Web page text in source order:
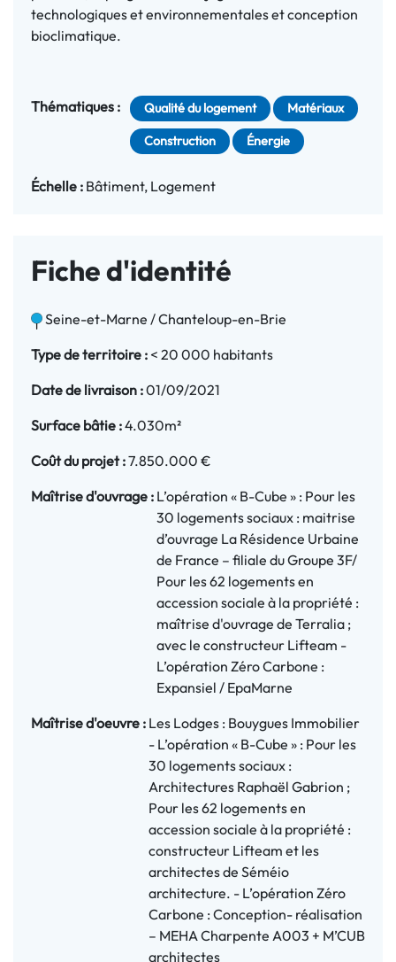
technologiques et environnementales et conception
bioclimatique.
Thématiques : Qualité du logement Matériaux
Construction Énergie
Échelle : Bâtiment Logement
Fiche d'identité
Seine-et-Marne / Chanteloup-en-Brie
Type de territoire : < 20 000 habitants
Date de livraison :01/09/2021
Surface bâtie :4.030m²
Coût du projet :7.850.000 €
Maîtrise d'ouvrage : L’opération « B-Cube » : Pour les
30 logements sociaux : maitrise
d’ouvrage La Résidence Urbaine
de France – filiale du Groupe 3F/
Pour les 62 logements en
accession sociale à la propriété :
maîtrise d'ouvrage de Terralia ;
avec le constructeur Lifteam -
L’opération Zéro Carbone :
Expansiel / EpaMarne
Maîtrise d'oeuvre : Les Lodges : Bouygues Immobilier
- L’opération « B-Cube » : Pour les
30 logements sociaux :
Architectures Raphaël Gabrion ;
Pour les 62 logements en
accession sociale à la propriété :
constructeur Lifteam et les
architectes de Séméio
architecture. - L’opération Zéro
Carbone : Conception- réalisation
– MEHA Charpente A003 + M’CUB
architectes